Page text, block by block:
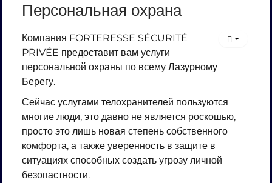
Персональная охрана
Компания FORTERESSE SÉCURITÉ
PRIVÉE предоставит вам услуги
персональной охраны по всему Лазурному
Берегу.
Сейчас услугами телохранителей пользуются
многие люди, это давно не является роскошью,
просто это лишь новая степень собственного
комфорта, а также уверенность в защите в
ситуациях способных создать угрозу личной
безопастности.